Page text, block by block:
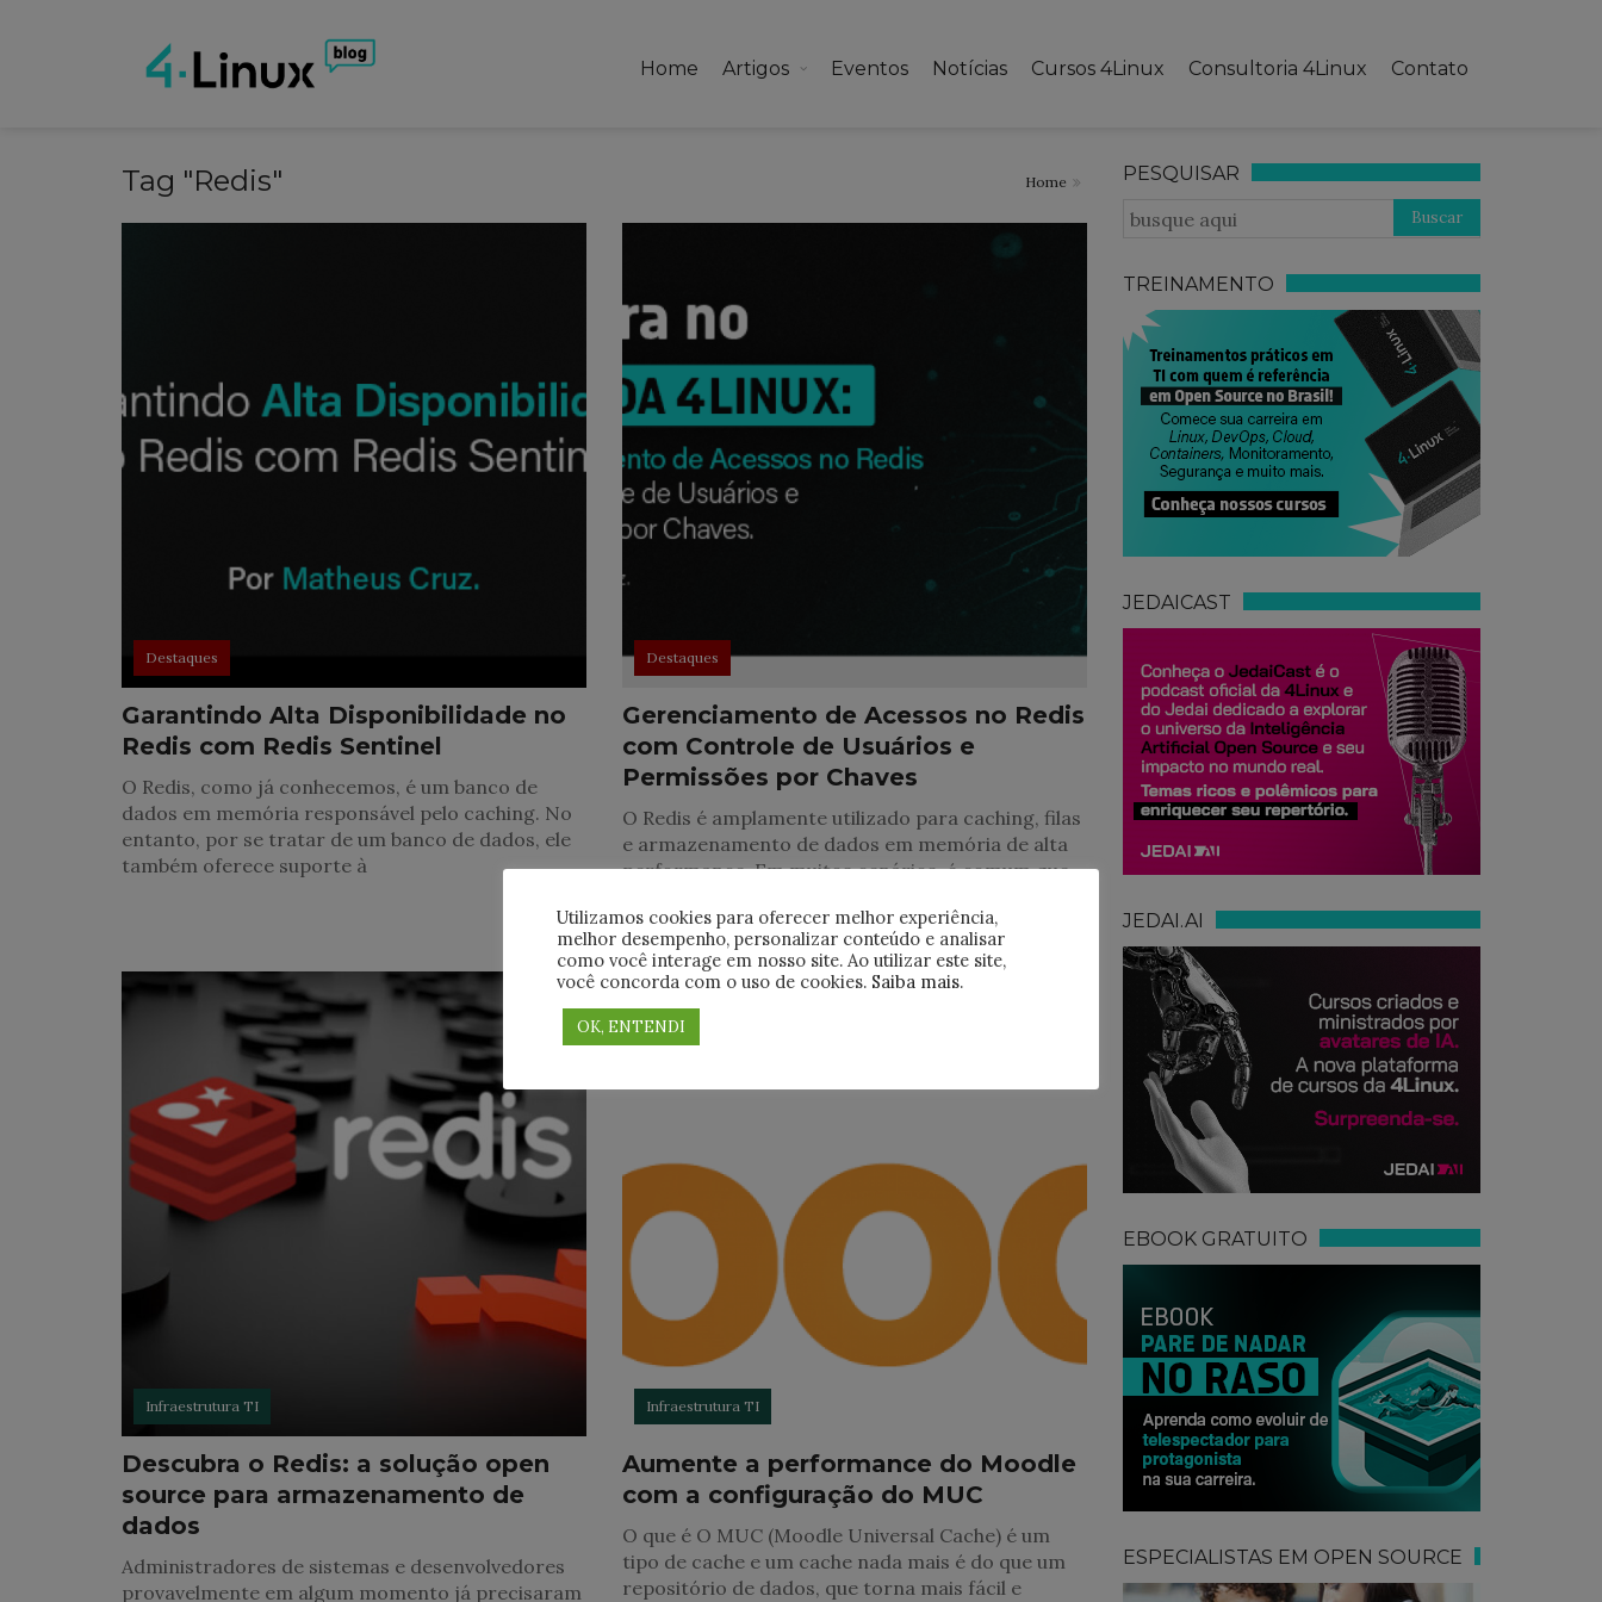
Home Artigos Eventos Notícias Cursos 4Linux Consultoria 4Linux Contato
Tag "Redis" Home
Destaques
Garantindo Alta Disponibilidade no
Redis com Redis Sentinel
O Redis, como já conhecemos, é um banco de
dados em memória responsável pelo caching. No
entanto, por se tratar de um banco de dados, ele
também oferece suporte à
Destaques
Gerenciamento de Acessos no Redis
com Controle de Usuários e
Permissões por Chaves
O Redis é amplamente utilizado para caching, filas
e armazenamento de dados em memória de alta
performance. Em muitos cenários, é comum que
mesmo
Infraestrutura TI
Descubra o Redis: a solução open
source para armazenamento de
dados
Administradores de sistemas e desenvolvedores
provavelmente em algum momento já precisaram
Infraestrutura TI
Aumente a performance do Moodle
com a configuração do MUC
O que é O MUC (Moodle Universal Cache) é um
tipo de cache e um cache nada mais é do que um
repositório de dados, que torna mais fácil e
PESQUISAR
TREINAMENTO
JEDAICAST
JEDAI.AI
EBOOK GRATUITO
ESPECIALISTAS EM OPEN SOURCE
Utilizamos cookies para oferecer melhor experiência,
melhor desempenho, personalizar conteúdo e analisar
como você interage em nosso site. Ao utilizar este site,
você concorda com o uso de cookies. Saiba mais.
OK, ENTENDI